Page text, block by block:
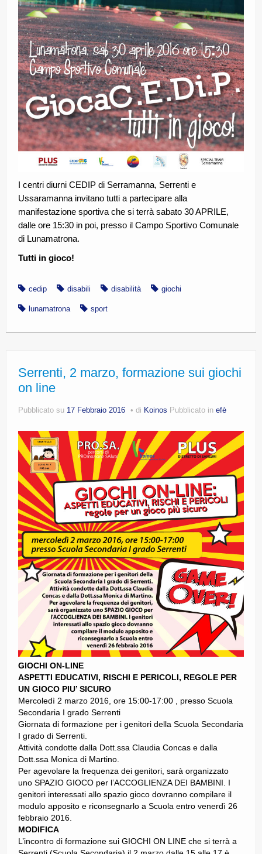
I centri diurni CEDIP di Serramanna, Serrenti e
Ussaramanna invitano tutti a partecipare alla
manifestazione sportiva che si terrà sabato 30 APRILE,
dalle ore 15:30 in poi, presso il Campo Sportivo Comunale
di Lunamatrona.
Tutti in gioco!
cedip disabili disabilità giochi
lunamatrona sport
Serrenti, 2 marzo, formazione sui giochi
on line
Pubblicato su 17 Febbraio 2016 di Koinos Pubblicato in efè
GIOCHI ON-LINE
ASPETTI EDUCATIVI, RISCHI E PERICOLI, REGOLE PER
UN GIOCO PIU’ SICURO
Mercoledì 2 marzo 2016, ore 15:00-17:00 , presso Scuola
Secondaria I grado Serrenti
Giornata di formazione per i genitori della Scuola Secondaria
I grado di Serrenti.
Attività condotte dalla Dott.ssa Claudia Concas e dalla
Dott.ssa Monica di Martino.
Per agevolare la frequenza dei genitori, sarà organizzato
uno SPAZIO GIOCO per l’ACCOGLIENZA DEI BAMBINI. I
genitori interessati allo spazio gioco dovranno compilare il
modulo apposito e riconsegnarlo a Scuola entro venerdì 26
febbraio 2016.
MODIFICA
L’incontro di formazione sui GIOCHI ON LINE che si terrà a